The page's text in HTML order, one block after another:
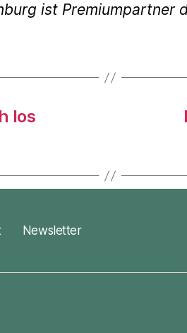
ist Premiumpartner
los
Newsletter